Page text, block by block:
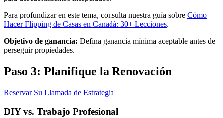
Para profundizar en este tema, consulta nuestra guía sobre Cómo
Hacer Flipping de Casas en Canadá: 30+ Lecciones.
Objetivo de ganancia: Defina ganancia mínima aceptable antes de
perseguir propiedades.
Paso 3: Planifique la Renovación
Reservar Su Llamada de Estrategia
DIY vs. Trabajo Profesional